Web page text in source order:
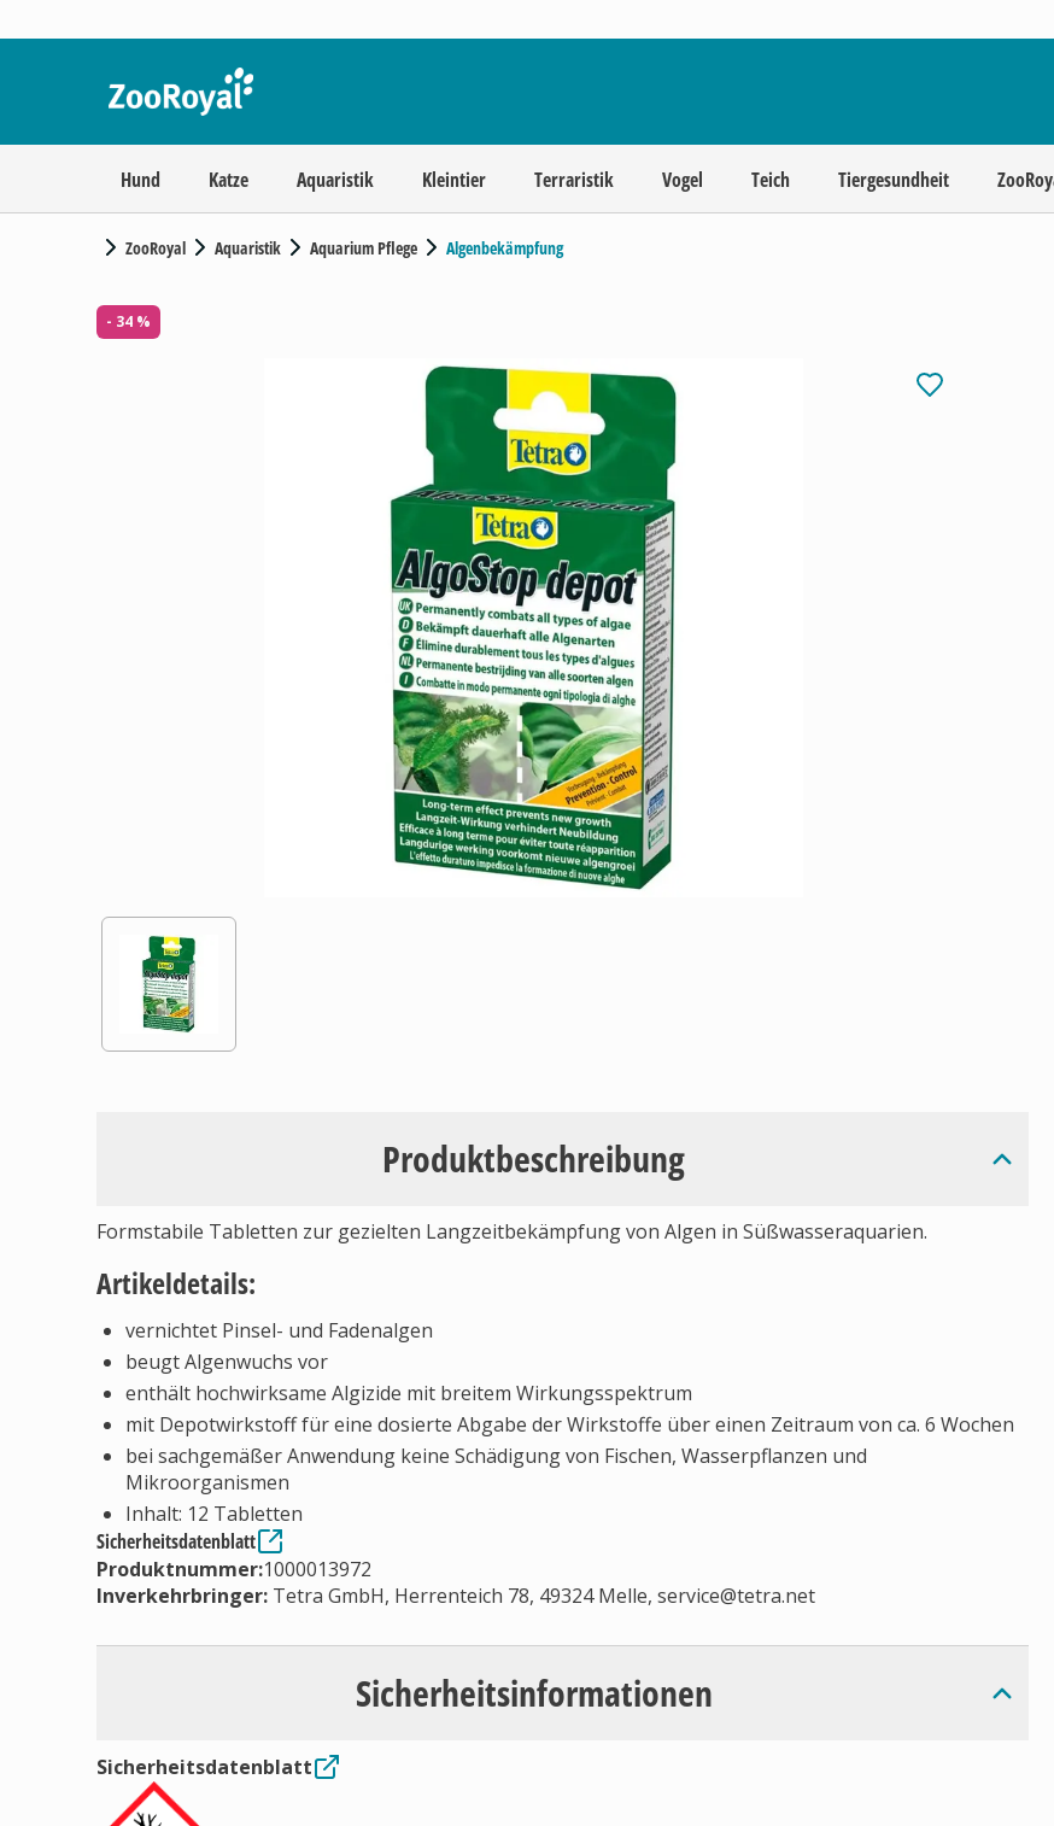
Hund Katze Aquaristik Kleintier Terraristik Vogel Teich Tiergesundheit
ZooRoyal Aquaristik Aquarium Pflege Algenbekämpfung
- 34 %
Produktbeschreibung
Formstabile Tabletten zur gezielten Langzeitbekämpfung von Algen in Süßwasseraquarien.
Artikeldetails:
vernichtet Pinsel- und Fadenalgen
beugt Algenwuchs vor
enthält hochwirksame Algizide mit breitem Wirkungsspektrum
mit Depotwirkstoff für eine dosierte Abgabe der Wirkstoffe über einen Zeitraum von ca. 6 Wochen
bei sachgemäßer Anwendung keine Schädigung von Fischen, Wasserpflanzen und
Mikroorganismen
Inhalt: 12 Tabletten
Sicherheitsdatenblatt
Produktnummer:1000013972
Inverkehrbringer: Tetra GmbH, Herrenteich 78, 49324 Melle, service@tetra.net
Sicherheitsinformationen
Sicherheitsdatenblatt